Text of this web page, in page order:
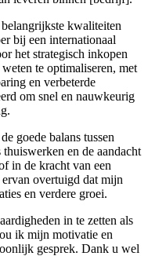
kwaliteiten
bij een internationaal
het strategisch inkopen
te optimaliseren, met
en verbeterde
om snel en nauwkeurig
goede balans tussen
en de aandacht
in de kracht van een
overtuigd dat mijn
en verdere groei.
in te zetten als
ik mijn motivatie en
gesprek. Dank u wel